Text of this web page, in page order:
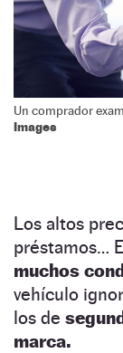
Un comprador
Images
Los altos
préstamos…
muchos
vehículo
los de
marca.